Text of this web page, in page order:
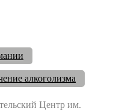
алкоголизма
Центр им.